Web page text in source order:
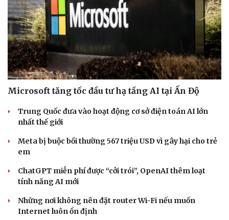
Microsoft tăng tốc đầu tư hạ tầng AI tại Ấn Độ
Trung Quốc đưa vào hoạt động cơ sở điện toán AI lớn
nhất thế giới
Meta bị buộc bồi thường 567 triệu USD vì gây hại cho trẻ
em
ChatGPT miễn phí được “cởi trói”, OpenAI thêm loạt
tính năng AI mới
Những nơi không nên đặt router Wi-Fi nếu muốn
Internet luôn ổn định